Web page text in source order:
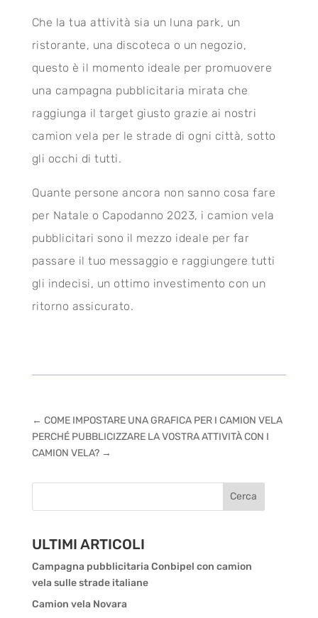
Che la tua attività sia un luna park, un
ristorante, una discoteca o un negozio,
questo è il momento ideale per promuovere
una campagna pubblicitaria mirata che
raggiunga il target giusto grazie ai nostri
camion vela per le strade di ogni città, sotto
gli occhi di tutti.
Quante persone ancora non sanno cosa fare
per Natale o Capodanno 2023, i camion vela
pubblicitari sono il mezzo ideale per far
passare il tuo messaggio e raggiungere tutti
gli indecisi, un ottimo investimento con un
ritorno assicurato.
← COME IMPOSTARE UNA GRAFICA PER I CAMION VELA
PERCHÉ PUBBLICIZZARE LA VOSTRA ATTIVITÀ CON I
CAMION VELA?→
Cerca
ULTIMI ARTICOLI
Campagna pubblicitaria Conbipel con camion
vela sulle strade italiane
Camion vela Novara